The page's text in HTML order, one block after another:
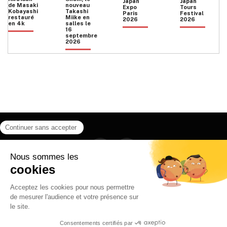
de Masaki
Kobayashi
restauré
en 4k
nouveau
Takashi
Miike en
salles le
16
septembre
2026
Expo
Paris
2026
Tours
Festival
2026
Instagram
CONTACT
POLITIQUE DE CONFIDENTIALITÉ
© 2026 Ilyfunet communication